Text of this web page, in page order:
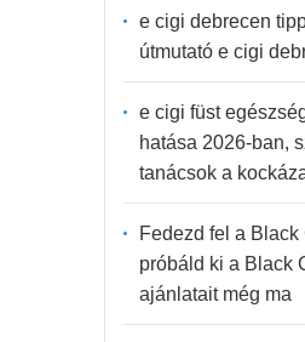
e cigi debrecen
útmutató e cigi
e cigi füst
hatása 2026-ban,
tanácsok a
Fedezd fel a
próbáld ki a Black
ajánlatait még ma